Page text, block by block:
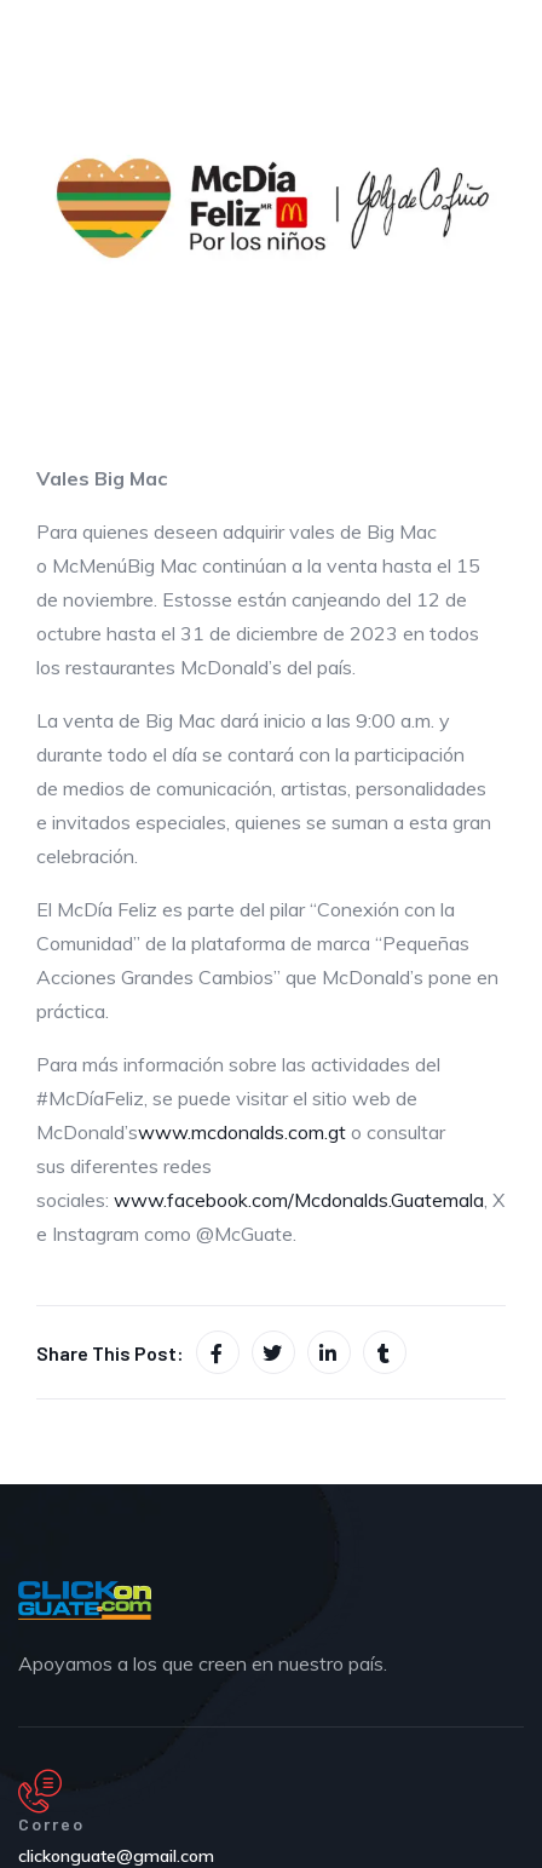
Vales Big Mac
Para quienes deseen adquirir vales de Big Mac
o McMenúBig Mac continúan a la venta hasta el 15
de noviembre. Estosse están canjeando del 12 de
octubre hasta el 31 de diciembre de 2023 en todos
los restaurantes McDonald’s del país.
La venta de Big Mac dará inicio a las 9:00 a.m. y
durante todo el día se contará con la participación
de medios de comunicación, artistas, personalidades
e invitados especiales, quienes se suman a esta gran
celebración.
El McDía Feliz es parte del pilar “Conexión con la
Comunidad” de la plataforma de marca “Pequeñas
Acciones Grandes Cambios” que McDonald’s pone en
práctica.
Para más información sobre las actividades del
#McDíaFeliz, se puede visitar el sitio web de
McDonald’swww.mcdonalds.com.gt o consultar
sus diferentes redes
sociales: www.facebook.com/Mcdonalds.Guatemala , X
e Instagram como @McGuate.
Share This Post:
Apoyamos a los que creen en nuestro país.
Correo
clickonguate@gmail.com